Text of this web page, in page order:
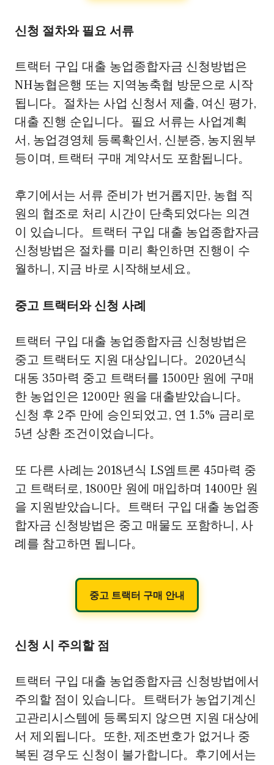
신청 절차와 필요 서류
트랙터 구입 대출 농업종합자금 신청방법은
NH농협은행 또는 지역농축협 방문으로 시작
됩니다。절차는 사업 신청서 제출, 여신 평가,
대출 진행 순입니다。필요 서류는 사업계획
서, 농업경영체 등록확인서, 신분증, 농지원부
등이며, 트랙터 구매 계약서도 포함됩니다。
후기에서는 서류 준비가 번거롭지만, 농협 직
원의 협조로 처리 시간이 단축되었다는 의견
이 있습니다。트랙터 구입 대출 농업종합자금
신청방법은 절차를 미리 확인하면 진행이 수
월하니, 지금 바로 시작해보세요。
중고 트랙터와 신청 사례
트랙터 구입 대출 농업종합자금 신청방법은
중고 트랙터도 지원 대상입니다。2020년식
대동 35마력 중고 트랙터를 1500만 원에 구매
한 농업인은 1200만 원을 대출받았습니다。
신청 후 2주 만에 승인되었고, 연 1.5% 금리로
5년 상환 조건이었습니다。
또 다른 사례는 2018년식 LS엠트론 45마력 중
고 트랙터로, 1800만 원에 매입하며 1400만 원
을 지원받았습니다。트랙터 구입 대출 농업종
합자금 신청방법은 중고 매물도 포함하니, 사
례를 참고하면 됩니다。
중고 트랙터 구매 안내
신청 시 주의할 점
트랙터 구입 대출 농업종합자금 신청방법에서
주의할 점이 있습니다。트랙터가 농업기계신
고관리시스템에 등록되지 않으면 지원 대상에
서 제외됩니다。또한, 제조번호가 없거나 중
복된 경우도 신청이 불가합니다。후기에서는